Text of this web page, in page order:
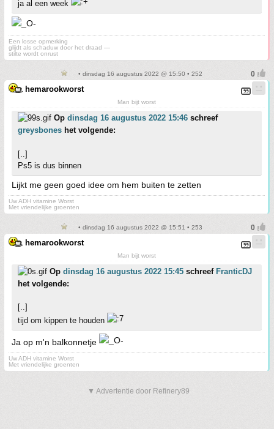
ja al een week
Een losse opmerking
glijdt als schaduw door het draad —
stilte wordt onrust
• dinsdag 16 augustus 2022 @ 15:50 • 252
hemarookworst
Man bijt worst
Op dinsdag 16 augustus 2022 15:46 schreef
greysbones het volgende:
[..]
Ps5 is dus binnen
Lijkt me geen goed idee om hem buiten te zetten
Uw ADH vitamine Worst
Met vriendelijke groenten
• dinsdag 16 augustus 2022 @ 15:51 • 253
hemarookworst
Man bijt worst
Op dinsdag 16 augustus 2022 15:45 schreef FranticDJ
het volgende:
[..]
tijd om kippen te houden
Ja op m'n balkonnetje
Uw ADH vitamine Worst
Met vriendelijke groenten
▼ Advertentie door Refinery89